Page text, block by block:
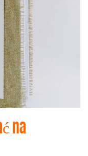
na